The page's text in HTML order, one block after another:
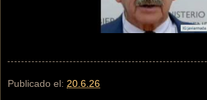
Publicado el: 20.6.26